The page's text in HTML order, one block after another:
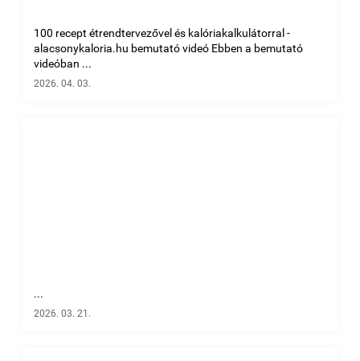
100 recept étrendtervezővel és kalóriakalkulátorral -
alacsonykaloria.hu bemutató videó Ebben a bemutató
videóban ...
2026. 04. 03.
...
2026. 03. 21.